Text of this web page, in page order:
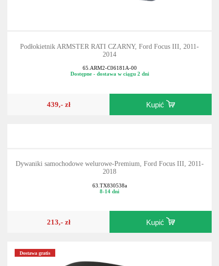
Podłokietnik ARMSTER RATI CZARNY, Ford Focus III, 2011-
2014
65.ARM2-C06181A-00
Dostępne - dostawa w ciągu 2 dni
439,- zł Kupić
Dywaniki samochodowe welurowe-Premium, Ford Focus III, 2011-
2018
63.TX830538a
8-14 dni
213,- zł Kupić
Dostawa gratis